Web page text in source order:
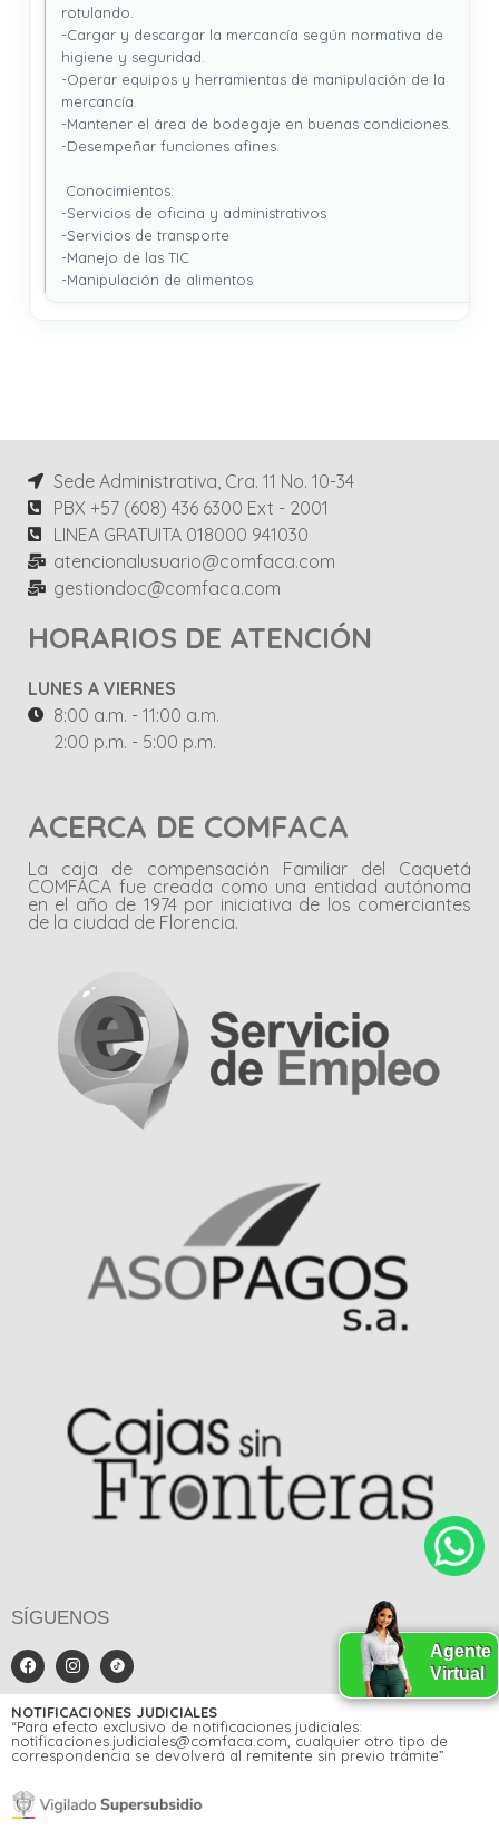
rotulando.
-Cargar y descargar la mercancía según normativa de
higiene y seguridad.
-Operar equipos y herramientas de manipulación de la
mercancía.
-Mantener el área de bodegaje en buenas condiciones.
-Desempeñar funciones afines.
-Servicios de oficina y administrativos
-Servicios de transporte
-Manejo de las TIC
-Manipulación de alimentos
Sede Administrativa, Cra. 11 No. 10-34
PBX +57 (608) 436 6300 Ext - 2001
LINEA GRATUITA 018000 941030
atencionalusuario@comfaca.com
gestiondoc@comfaca.com
HORARIOS DE ATENCIÓN
LUNES A VIERNES
8:00 a.m. - 11:00 a.m.
2:00 p.m. - 5:00 p.m.
ACERCA DE COMFACA
La caja de compensación Familiar del Caquetá
COMFACA fue creada como una entidad autónoma
en el año de 1974 por iniciativa de los comerciantes
de la ciudad de Florencia.
SÍGUENOS
NOTIFICACIONES JUDICIALES
“Para efecto exclusivo de notificaciones judiciales:
notificaciones.judiciales@comfaca.com, cualquier otro tipo de
correspondencia se devolverá al remitente sin previo trámite”
Agente
Virtual